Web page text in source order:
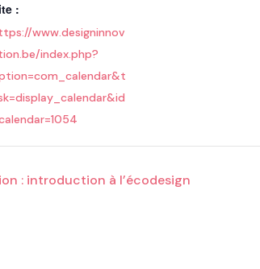
:
www.designinnov
index.php?
: introduction à l’écodesign